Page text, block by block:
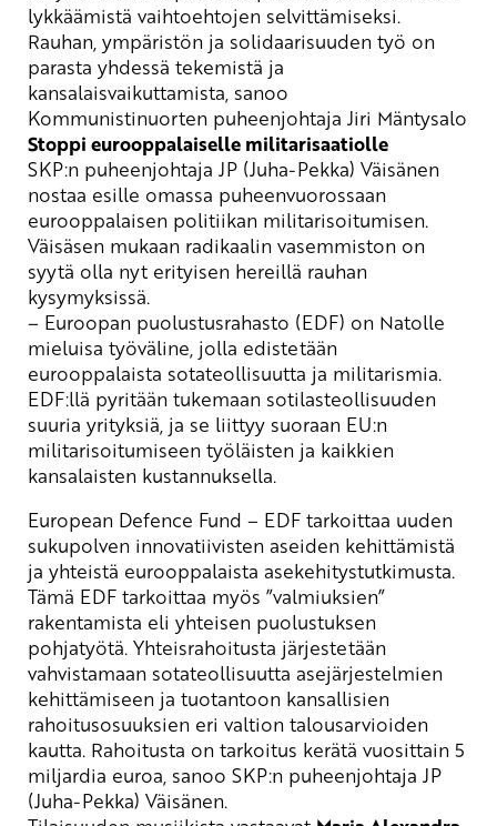
lykkäämistä vaihtoehtojen selvittämiseksi.
Rauhan , ympäristön ja solidaarisuuden työ on
parasta yhdessä tekemistä ja
kansalaisvaikuttamista, sanoo
Kommunistinuorten puheenjohtaja Jiri Mäntysalo
Stoppi eurooppalaiselle militarisaatiolle
SKP:n puheenjohtaja JP (Juha-Pekka) Väisänen
nostaa esille omassa puheenvuorossaan
eurooppalaisen politiikan militarisoitumisen.
Väisäsen mukaan radikaalin vasemmiston on
syytä olla nyt erityisen hereillä rauhan
kysymyksissä.
– Euroopan puolustusrahasto (EDF) on Natolle
mieluisa työväline, jolla edistetään
eurooppalaista sotateollisuutta ja militarismia.
EDF:llä pyritään tukemaan sotilasteollisuuden
suuria yrityksiä, ja se liittyy suoraan EU:n
militarisoitumiseen työläisten ja kaikkien
kansalaisten kustannuksella.
European Defence Fund – EDF tarkoittaa uuden
sukupolven innovatiivisten aseiden kehittämistä
ja yhteistä eurooppalaista asekehitystutkimusta.
Tämä EDF tarkoittaa myös ”valmiuksien”
rakentamista eli yhteisen puolustuksen
pohjatyötä. Yhteisrahoitusta järjestetään
vahvistamaan sotateollisuutta asejärjestelmien
kehittämiseen ja tuotantoon kansallisien
rahoitusosuuksien eri valtion talousarvioiden
kautta. Rahoitusta on tarkoitus kerätä vuosittain 5
miljardia euroa, sanoo SKP:n puheenjohtaja JP
(Juha-Pekka) Väisänen.